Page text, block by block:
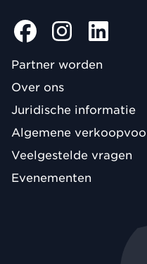
Partner worden
Over ons
Juridische informatie
Algemene
Veelgestelde vragen
Evenementen